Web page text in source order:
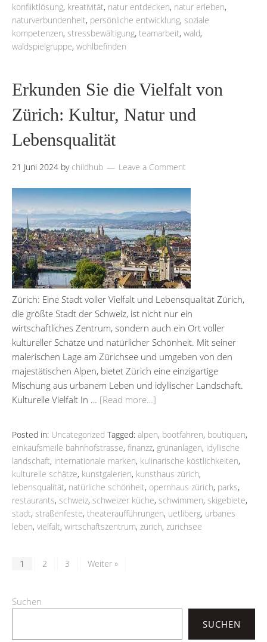
konfliktlösung, kreativität, natur entdecken, natur erleben,
naturverbundenheit, persönliche entwicklung, soziale
kompetenzen, stressbewältigung, teamarbeit, wald,
waldspielgruppe, wohlbefinden
Erkunden Sie die Vielfalt von
Zürich: Kultur, Natur und
Lebensqualität
21 Juni 2024 by childhub Leave a Comment
Zürich: Eine Stadt voller Vielfalt und Lebensqualität Zürich,
die größte Stadt der Schweiz, ist nicht nur ein
wirtschaftliches Zentrum, sondern auch ein Ort voller
kultureller Schätze und natürlicher Schönheit. Mit seiner
malerischen Lage am Zürichsee und umgeben von den
majestätischen Alpen, bietet Zürich eine einzigartige
Mischung aus urbanem Leben und idyllischer Landschaft.
Kulturelle Vielfalt In … [Read more…]
Posted in: Uncategorized Tagged: alpen, bootfahren, boutiquen,
einkaufsmeile bahnhofstrasse, finanzz, grünanlagen, idyllische
landschaft, internationale marken, kulinarische köstlichkeiten,
kulturelle schätze, kunstgalerien, kunsthaus zürich,
lebensqualität, natürliche schönheit, opernhaus zürich, parks,
restaurants, schweiz, schweizer küche, schwimmen, skigebiete,
stadt, straßenfeste, theateraufführungen, uetliberg, urbanes
leben, vielfalt, wirtschaftszentrum, zürich, zürichsee
1 2 3 Weiter »
Suchen
SUCHEN